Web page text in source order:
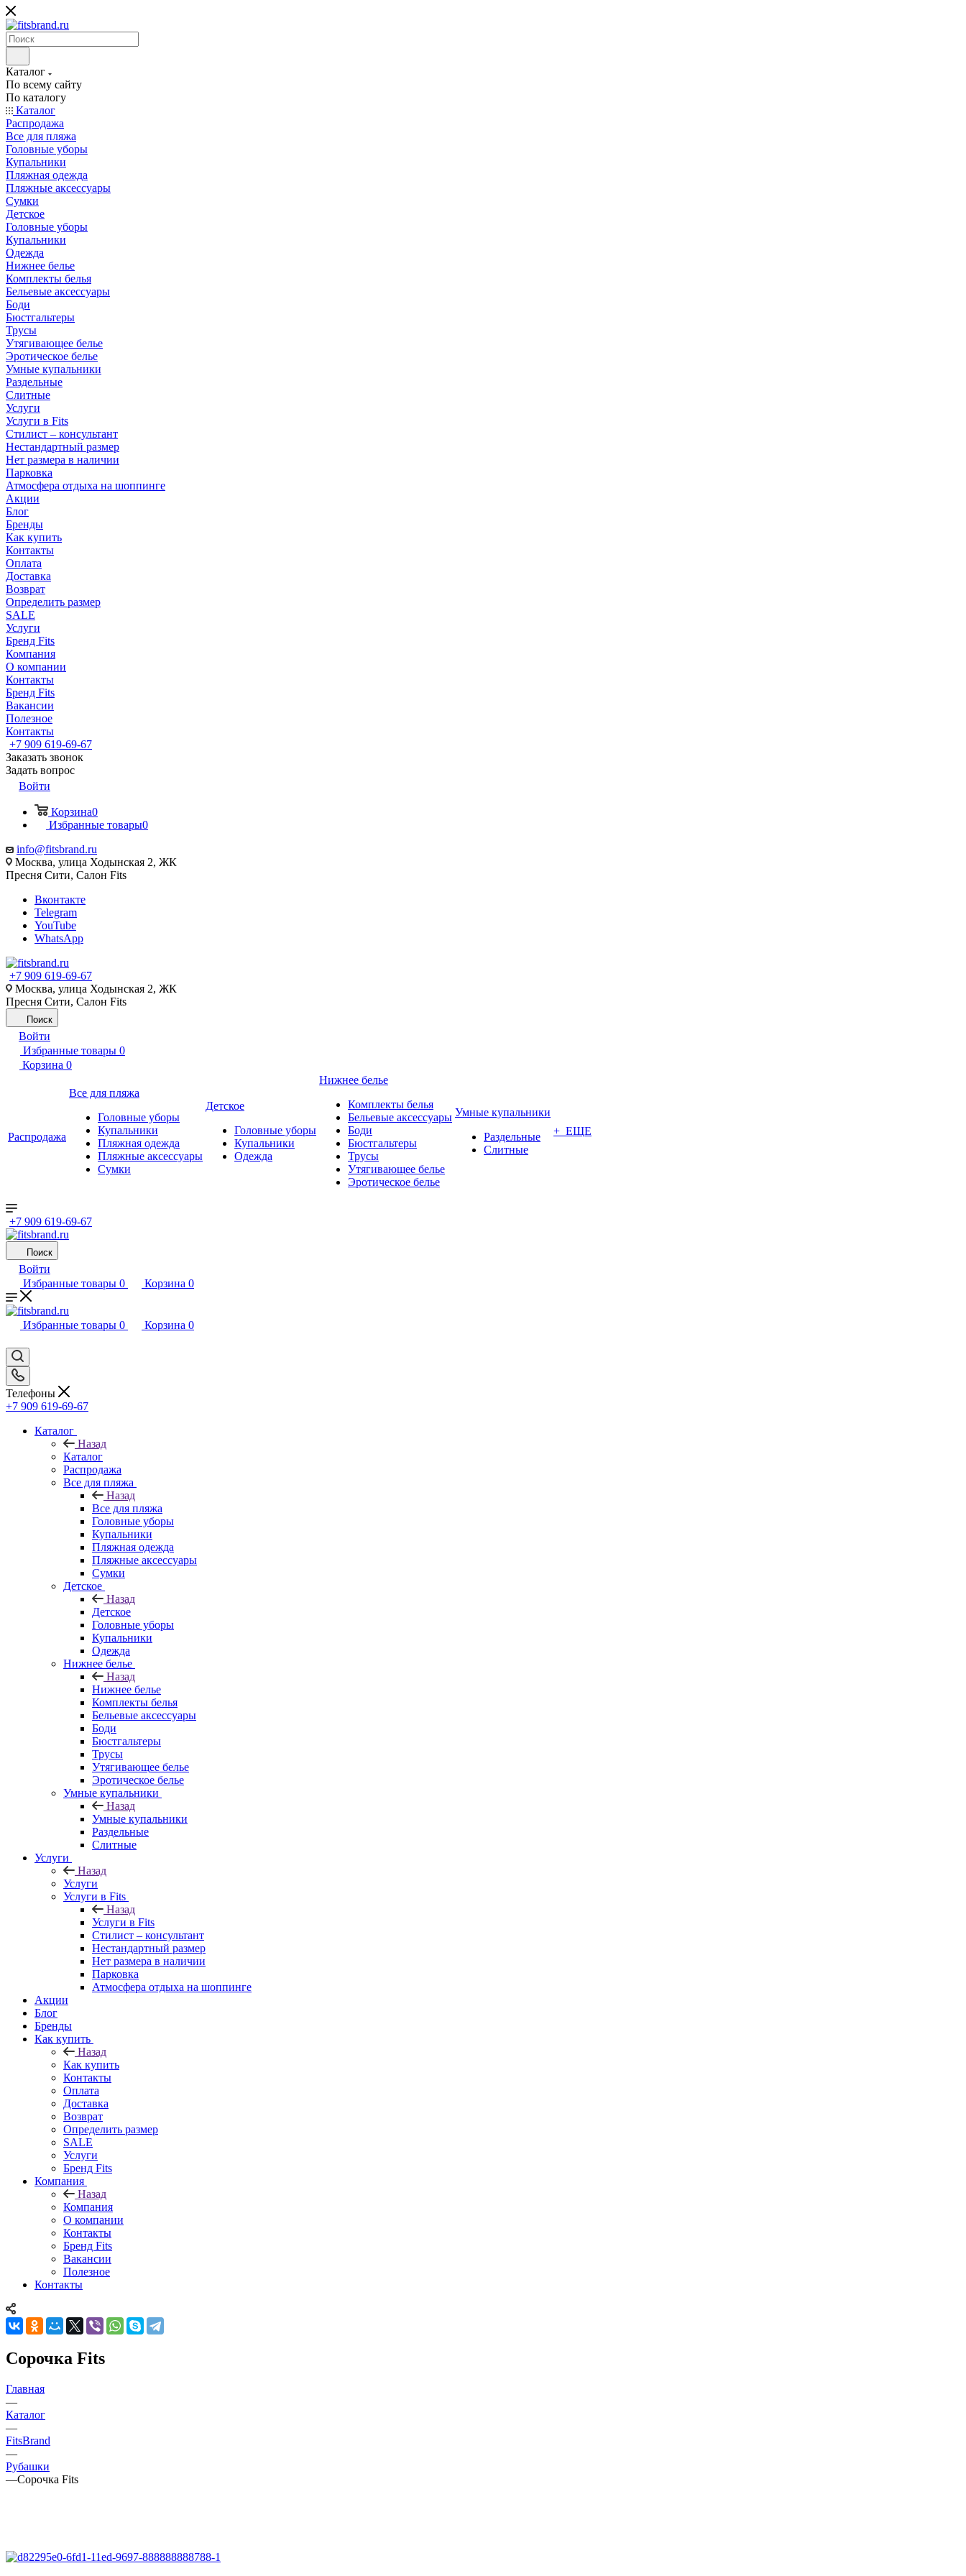
Каталог
По всему сайту
По каталогу
Каталог
Распродажа
Все для пляжа
Головные уборы
Купальники
Пляжная одежда
Пляжные аксессуары
Сумки
Детское
Головные уборы
Купальники
Одежда
Нижнее белье
Комплекты белья
Бельевые аксессуары
Боди
Бюстгальтеры
Трусы
Утягивающее белье
Эротическое белье
Умные купальники
Раздельные
Слитные
Услуги
Услуги в Fits
Стилист – консультант
Нестандартный размер
Нет размера в наличии
Парковка
Атмосфера отдыха на шоппинге
Акции
Блог
Бренды
Как купить
Контакты
Оплата
Доставка
Возврат
Определить размер
SALE
Услуги
Бренд Fits
Компания
О компании
Контакты
Бренд Fits
Вакансии
Полезное
Контакты
+7 909 619-69-67
Заказать звонок
Задать вопрос
Войти
Корзина0
Избранные товары0
info@fitsbrand.ru
Москва, улица Ходынская 2, ЖК
Пресня Сити, Салон Fits
Вконтакте
Telegram
YouTube
WhatsApp
+7 909 619-69-67
Москва, улица Ходынская 2, ЖК
Пресня Сити, Салон Fits
Поиск
Войти
Избранные товары 0
Корзина 0
Распродажа
Все для пляжа
Головные уборы
Купальники
Пляжная одежда
Пляжные аксессуары
Сумки
Детское
Головные уборы
Купальники
Одежда
Нижнее белье
Комплекты белья
Бельевые аксессуары
Боди
Бюстгальтеры
Трусы
Утягивающее белье
Эротическое белье
Умные купальники
Раздельные
Слитные
+ ЕЩЕ
+7 909 619-69-67
Поиск
Войти
Избранные товары 0 Корзина 0
Избранные товары 0 Корзина 0
Телефоны
+7 909 619-69-67
Каталог
Назад
Каталог
Распродажа
Все для пляжа
Назад
Все для пляжа
Головные уборы
Купальники
Пляжная одежда
Пляжные аксессуары
Сумки
Детское
Назад
Детское
Головные уборы
Купальники
Одежда
Нижнее белье
Назад
Нижнее белье
Комплекты белья
Бельевые аксессуары
Боди
Бюстгальтеры
Трусы
Утягивающее белье
Эротическое белье
Умные купальники
Назад
Умные купальники
Раздельные
Слитные
Услуги
Назад
Услуги
Услуги в Fits
Назад
Услуги в Fits
Стилист – консультант
Нестандартный размер
Нет размера в наличии
Парковка
Атмосфера отдыха на шоппинге
Акции
Блог
Бренды
Как купить
Назад
Как купить
Контакты
Оплата
Доставка
Возврат
Определить размер
SALE
Услуги
Бренд Fits
Компания
Назад
Компания
О компании
Контакты
Бренд Fits
Вакансии
Полезное
Контакты
Сорочка Fits
Главная
—
Каталог
—
FitsBrand
—
Рубашки
—Сорочка Fits